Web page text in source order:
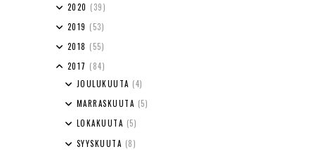
2020 (39)
2019 (53)
2018 (55)
2017 (84)
JOULUKUUTA (4)
MARRASKUUTA (5)
LOKAKUUTA (5)
SYYSKUUTA (8)